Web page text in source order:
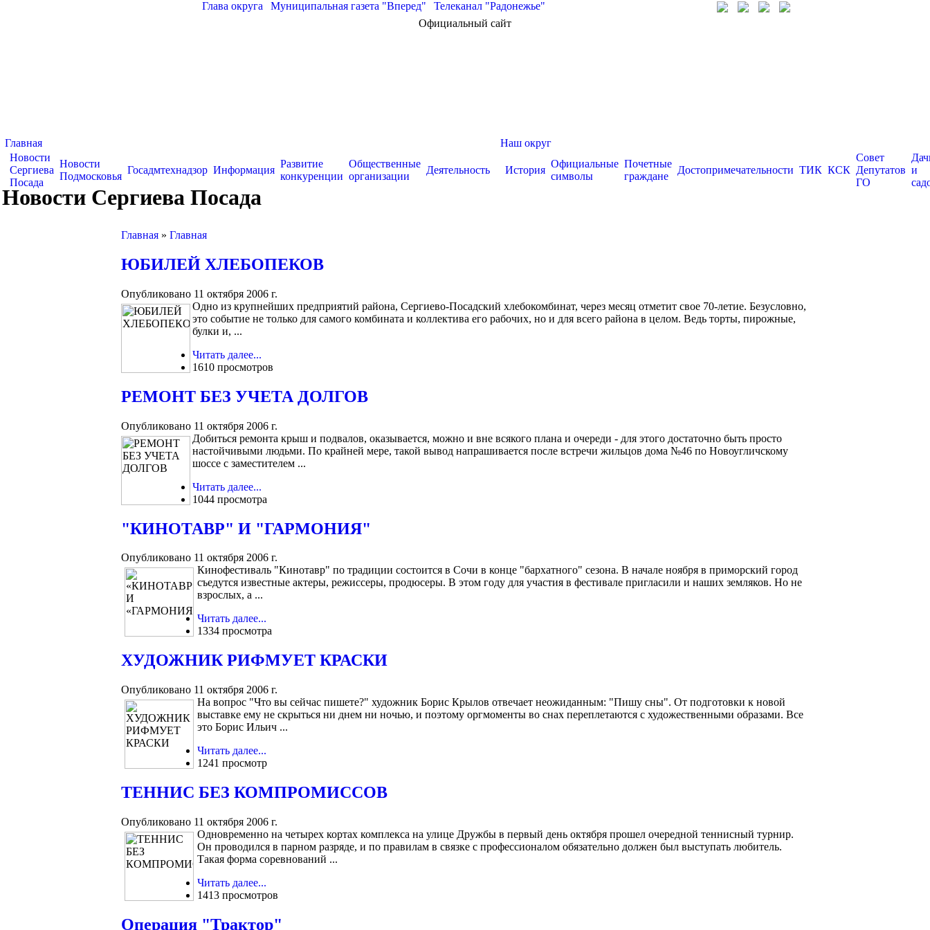
Глава округа Муниципальная газета "Вперед"
Телеканал "Радонежье"
Официальный сайт
Главная
Новости
Сергиева
Посада
Новости
Подмосковья
Госадмтехнадзор Информация
Развитие
конкуренции
Общественные
организации
Деятельность
Наш округ
История
Официальные
символы
Почетные
граждане
Достопримечательности ТИК КСК
Совет
Депутатов
ГО
и
Новости Сергиева Посада
Главная » Главная
ЮБИЛЕЙ ХЛЕБОПЕКОВ
Опубликовано 11 октября 2006 г.
Одно из крупнейших предприятий района, Сергиево-Посадский хлебокомбинат, через месяц отметит свое 70-летие. Безусловно,
это событие не только для самого комбината и коллектива его рабочих, но и для всего района в целом. Ведь торты, пирожные,
булки и, ...
Читать далее...
1610 просмотров
РЕМОНТ БЕЗ УЧЕТА ДОЛГОВ
Опубликовано 11 октября 2006 г.
Добиться ремонта крыш и подвалов, оказывается, можно и вне всякого плана и очереди - для этого достаточно быть просто
настойчивыми людьми. По крайней мере, такой вывод напрашивается после встречи жильцов дома №46 по Новоугличскому
шоссе с заместителем ...
Читать далее...
1044 просмотра
"КИНОТАВР" И "ГАРМОНИЯ"
Опубликовано 11 октября 2006 г.
Кинофестиваль "Кинотавр" по традиции состоится в Сочи в конце "бархатного" сезона. В начале ноября в приморский город
съедутся известные актеры, режиссеры, продюсеры. В этом году для участия в фестивале пригласили и наших земляков. Но не
взрослых, а ...
Читать далее...
1334 просмотра
ХУДОЖНИК РИФМУЕТ КРАСКИ
Опубликовано 11 октября 2006 г.
На вопрос "Что вы сейчас пишете?" художник Борис Крылов отвечает неожиданным: "Пишу сны". От подготовки к новой
выставке ему не скрыться ни днем ни ночью, и поэтому оргмоменты во снах переплетаются с художественными образами. Все
это Борис Ильич ...
Читать далее...
1241 просмотр
ТЕННИС БЕЗ КОМПРОМИССОВ
Опубликовано 11 октября 2006 г.
Одновременно на четырех кортах комплекса на улице Дружбы в первый день октября прошел очередной теннисный турнир.
Он проводился в парном разряде, и по правилам в связке с профессионалом обязательно должен был выступать любитель.
Такая форма соревнований ...
Читать далее...
1413 просмотров
Операция "Трактор"